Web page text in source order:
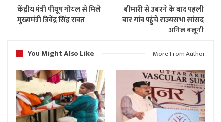
केंद्रीय मंत्री पीयूष गोयल से मिले
मुख्यमंत्री त्रिवेंद्र सिंह रावत
बीमारी से उबरने के बाद पहली
बार गांव पहुंचे राज्यसभा सांसद
अनिल बलूनी
You Might Also Like
More From Author